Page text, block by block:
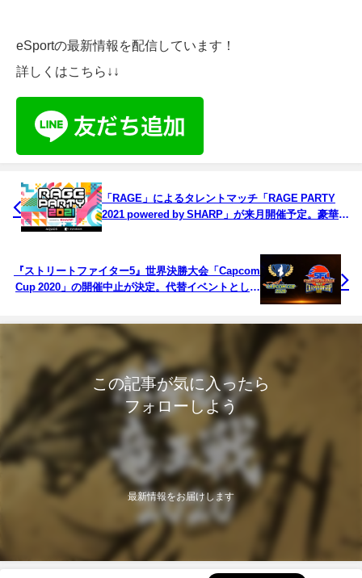
eSportの最新情報を配信しています！
詳しくはこちら↓↓
「RAGE」によるタレントマッチ「RAGE PARTY
2021 powered by SHARP」が来月開催予定。豪華タ
『ストリートファイター5』世界決勝大会「Capcom
Cup 2020」の開催中止が決定。代替イベントとして
この記事が気に入ったら
フォローしよう
最新情報をお届けします